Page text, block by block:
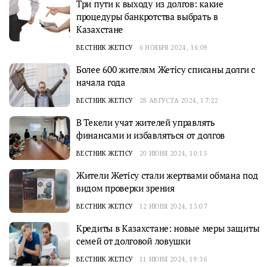
Три пути к выходу из долгов: какие
процедуры банкротства выбрать в
Казахстане
ВЕСТНИК ЖЕТІСУ 6 НОЯБРЯ 2024, 16:09
Более 600 жителям Жетісу списаны долги с
начала года
ВЕСТНИК ЖЕТІСУ 28 АВГУСТА 2024, 17:22
В Текели учат жителей управлять
финансами и избавляться от долгов
ВЕСТНИК ЖЕТІСУ 20 ИЮНЯ 2024, 10:15
Жители Жетісу стали жертвами обмана под
видом проверки зрения
ВЕСТНИК ЖЕТІСУ 12 ИЮНЯ 2024, 15:07
Кредиты в Казахстане: новые меры защиты
семей от долговой ловушки
ВЕСТНИК ЖЕТІСУ 11 ИЮНЯ 2024, 19:36